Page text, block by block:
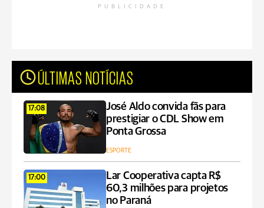
PUBLICIDADE
ÚLTIMAS NOTÍCIAS
17:08
José Aldo convida fãs para
prestigiar o CDL Show em
Ponta Grossa
ESPORTE
17:00
Lar Cooperativa capta R$
60,3 milhões para projetos
no Paraná